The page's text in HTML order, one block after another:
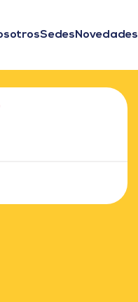
Sedes Novedades